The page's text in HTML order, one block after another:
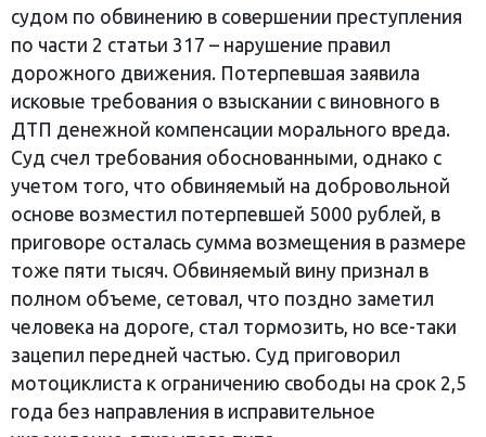
судом по обвинению в совершении преступления
по части 2 статьи 317 – нарушение правил
дорожного движения. Потерпевшая заявила
исковые требования о взыскании с виновного в
ДТП денежной компенсации морального вреда.
Суд счел требования обоснованными, однако с
учетом того, что обвиняемый на добровольной
основе возместил потерпевшей 5000 рублей, в
приговоре осталась сумма возмещения в размере
тоже пяти тысяч. Обвиняемый вину признал в
полном объеме, сетовал, что поздно заметил
человека на дороге, стал тормозить, но все-таки
зацепил передней частью. Суд приговорил
мотоциклиста к ограничению свободы на срок 2,5
года без направления в исправительное